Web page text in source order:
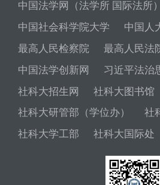
中国法学网（法学所 国际法所）
中国社会科学院大学
中国人
最高人民检察院
最高人民法
中国法学创新网
习近平法治
社科大招生网
社科大图书馆
社科大研管部（学位办）
社
社科大学工部
社科大国际处